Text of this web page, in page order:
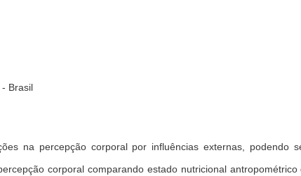
Brasil
na percepção corporal por influências externas, podendo
corporal comparando estado nutricional